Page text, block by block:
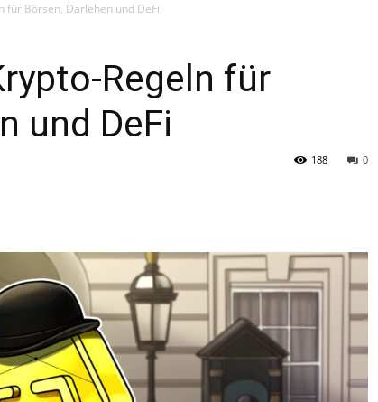
für Börsen, Darlehen und DeFi
Regeln für
und DeFi
0
188